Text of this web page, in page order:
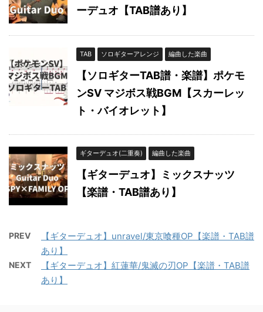
ーデュオ【TAB譜あり】
TAB ソロギターアレンジ 編曲した楽曲
【ソロギターTAB譜・楽譜】ポケモ
ンSV マジボス戦BGM【スカーレッ
ト・バイオレット】
ギターデュオ(二重奏) 編曲した楽曲
【ギターデュオ】ミックスナッツ
【楽譜・TAB譜あり】
PREV
【ギターデュオ】unravel/東京喰種OP【楽譜・TAB譜
あり】
NEXT
【ギターデュオ】紅蓮華/鬼滅の刃OP【楽譜・TAB譜
あり】